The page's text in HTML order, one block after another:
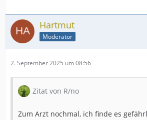
Hartmut
Moderator
2. September 2025 um 08:56
Zitat von R/no
Zum Arzt nochmal, ich finde es